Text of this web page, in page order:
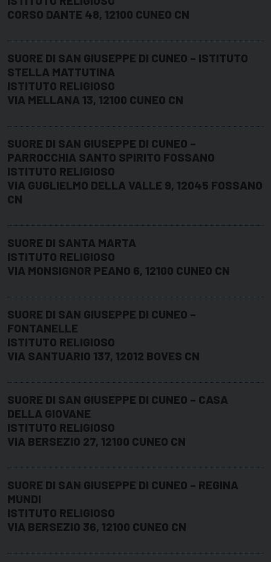
CORSO DANTE 48, 12100 CUNEO CN
SUORE DI SAN GIUSEPPE DI CUNEO – ISTITUTO
STELLA MATTUTINA
ISTITUTO RELIGIOSO
VIA MELLANA 13, 12100 CUNEO CN
SUORE DI SAN GIUSEPPE DI CUNEO –
PARROCCHIA SANTO SPIRITO FOSSANO
ISTITUTO RELIGIOSO
VIA GUGLIELMO DELLA VALLE 9, 12045 FOSSANO
CN
SUORE DI SANTA MARTA
ISTITUTO RELIGIOSO
VIA MONSIGNOR PEANO 6, 12100 CUNEO CN
SUORE DI SAN GIUSEPPE DI CUNEO –
FONTANELLE
ISTITUTO RELIGIOSO
VIA SANTUARIO 137, 12012 BOVES CN
SUORE DI SAN GIUSEPPE DI CUNEO – CASA
DELLA GIOVANE
ISTITUTO RELIGIOSO
VIA BERSEZIO 27, 12100 CUNEO CN
SUORE DI SAN GIUSEPPE DI CUNEO – REGINA
MUNDI
ISTITUTO RELIGIOSO
VIA BERSEZIO 36, 12100 CUNEO CN